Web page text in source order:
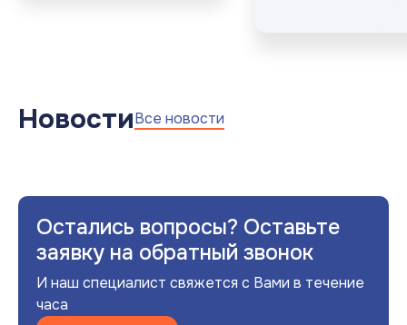
НовостиВсе новости
Остались вопросы? Оставьте
заявку на обратный звонок
И наш специалист свяжется с Вами в течение
часа